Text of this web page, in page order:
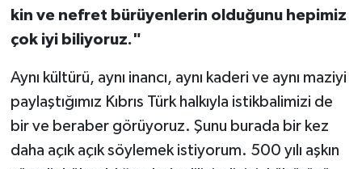
kin ve nefret bürüyenlerin olduğunu hepimiz
çok iyi biliyoruz."
Aynı kültürü, aynı inancı, aynı kaderi ve aynı maziyi
paylaştığımız Kıbrıs Türk halkıyla istikbalimizi de
bir ve beraber görüyoruz. Şunu burada bir kez
daha açık açık söylemek istiyorum. 500 yılı aşkın